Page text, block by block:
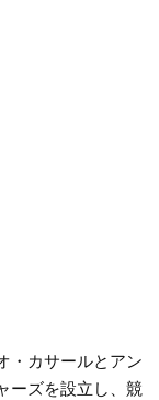
・カサールとアン
ーズを設立し、競